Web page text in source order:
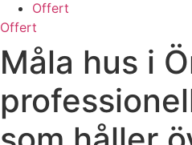
Offert
Offert
Måla hus i